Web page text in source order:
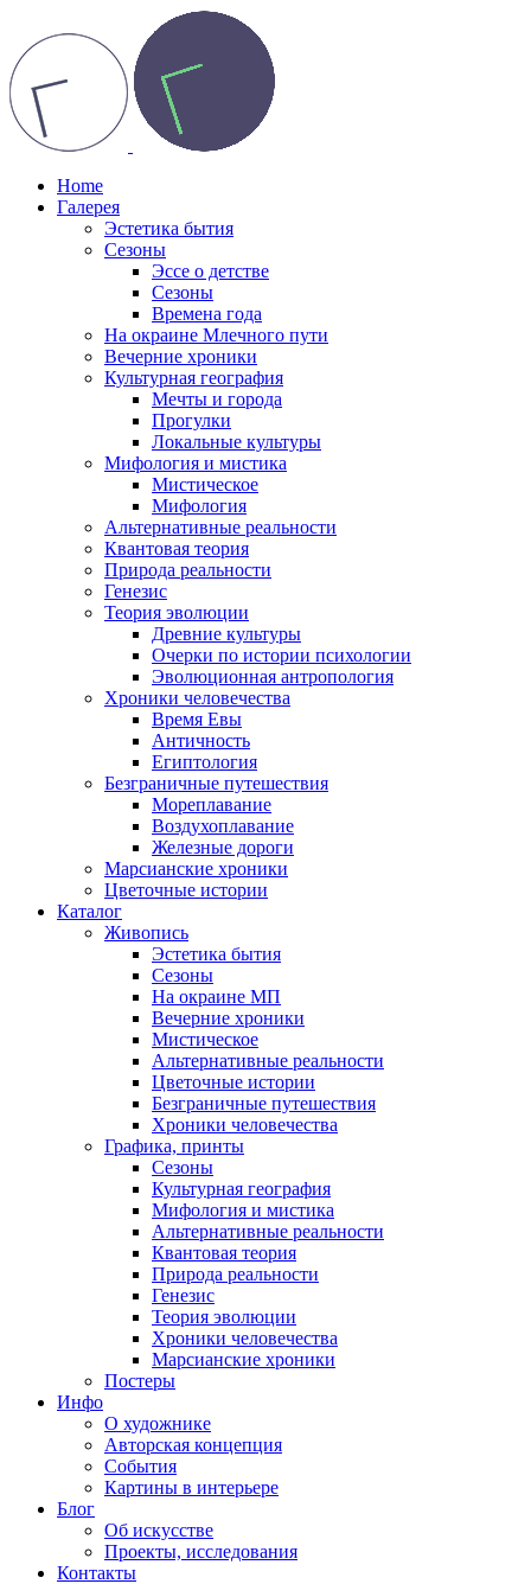
Home
Галерея
Эстетика бытия
Сезоны
Эссе о детстве
Сезоны
Времена года
На окраине Млечного пути
Вечерние хроники
Культурная география
Мечты и города
Прогулки
Локальные культуры
Мифология и мистика
Мистическое
Мифология
Альтернативные реальности
Квантовая теория
Природа реальности
Генезис
Теория эволюции
Древние культуры
Очерки по истории психологии
Эволюционная антропология
Хроники человечества
Время Евы
Античность
Египтология
Безграничные путешествия
Мореплавание
Воздухоплавание
Железные дороги
Марсианские хроники
Цветочные истории
Каталог
Живопись
Эстетика бытия
Сезоны
На окраине МП
Вечерние хроники
Мистическое
Альтернативные реальности
Цветочные истории
Безграничные путешествия
Хроники человечества
Графика, принты
Сезоны
Культурная география
Мифология и мистика
Альтернативные реальности
Квантовая теория
Природа реальности
Генезис
Теория эволюции
Хроники человечества
Марсианские хроники
Постеры
Инфо
О художнике
Авторская концепция
События
Картины в интерьере
Блог
Об искусстве
Проекты, исследования
Контакты